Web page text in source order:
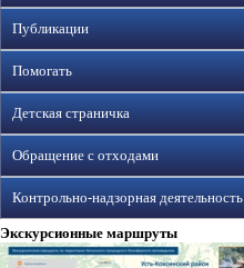
Публикации
Помогать
Детская страничка
Обращение с отходами
Контрольно-надзорная деятельность
Экскурсионные маршруты